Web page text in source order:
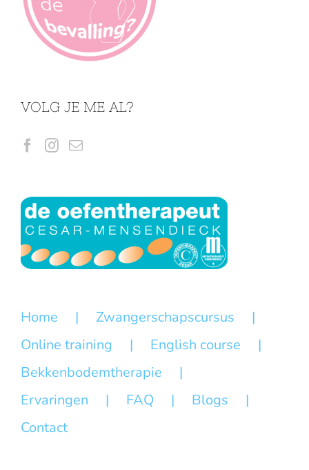
VOLG JE ME AL?
Home
Zwangerschapscursus
Online training
English course
Bekkenbodemtherapie
Ervaringen
FAQ
Blogs
Contact